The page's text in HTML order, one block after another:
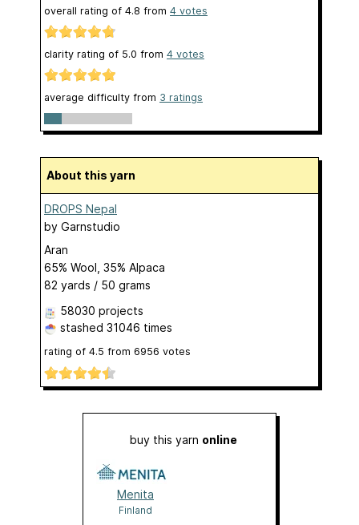
overall rating of 4.8 from 4 votes
clarity rating of 5.0 from 4 votes
average difficulty from 3 ratings
About this yarn
DROPS Nepal
by Garnstudio
Aran
65% Wool, 35% Alpaca
82 yards / 50 grams
58030 projects
stashed 31046 times
rating of 4.5 from 6956 votes
buy this yarn online
Menita
Finland